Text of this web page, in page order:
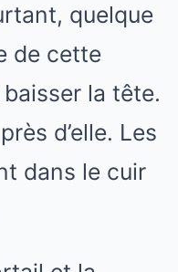
quelque
de cette
la tête.
d’elle. Les
dans le cuir